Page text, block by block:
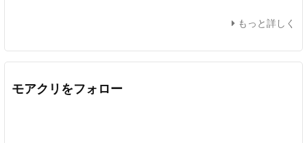
もっと詳しく
モアクリをフォロー